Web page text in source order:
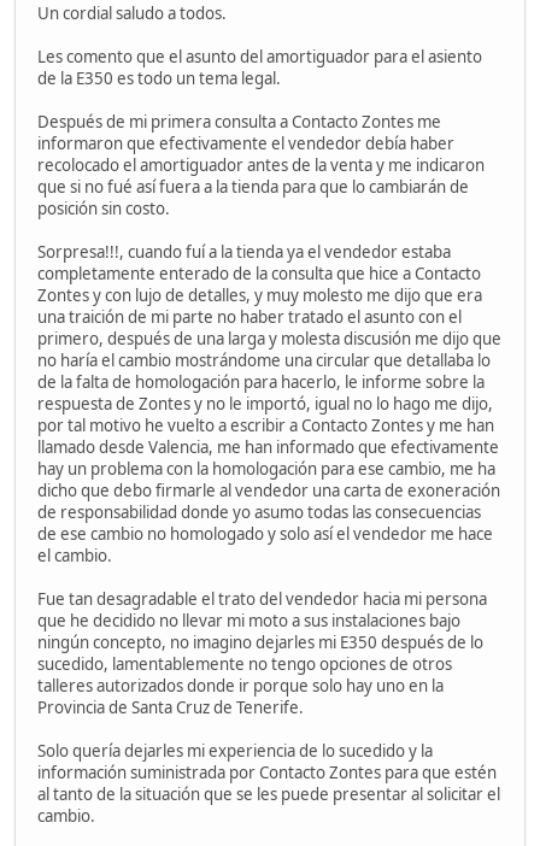
Un cordial saludo a todos.
Les comento que el asunto del amortiguador para el asiento
de la E350 es todo un tema legal.
Después de mi primera consulta a Contacto Zontes me
informaron que efectivamente el vendedor debía haber
recolocado el amortiguador antes de la venta y me indicaron
que si no fué así fuera a la tienda para que lo cambiarán de
posición sin costo.
Sorpresa!!!, cuando fuí a la tienda ya el vendedor estaba
completamente enterado de la consulta que hice a Contacto
Zontes y con lujo de detalles, y muy molesto me dijo que era
una traición de mi parte no haber tratado el asunto con el
primero, después de una larga y molesta discusión me dijo que
no haría el cambio mostrándome una circular que detallaba lo
de la falta de homologación para hacerlo, le informe sobre la
respuesta de Zontes y no le importó, igual no lo hago me dijo,
por tal motivo he vuelto a escribir a Contacto Zontes y me han
llamado desde Valencia, me han informado que efectivamente
hay un problema con la homologación para ese cambio, me ha
dicho que debo firmarle al vendedor una carta de exoneración
de responsabilidad donde yo asumo todas las consecuencias
de ese cambio no homologado y solo así el vendedor me hace
el cambio.
Fue tan desagradable el trato del vendedor hacia mi persona
que he decidido no llevar mi moto a sus instalaciones bajo
ningún concepto, no imagino dejarles mi E350 después de lo
sucedido, lamentablemente no tengo opciones de otros
talleres autorizados donde ir porque solo hay uno en la
Provincia de Santa Cruz de Tenerife.
Solo quería dejarles mi experiencia de lo sucedido y la
información suministrada por Contacto Zontes para que estén
al tanto de la situación que se les puede presentar al solicitar el
cambio.